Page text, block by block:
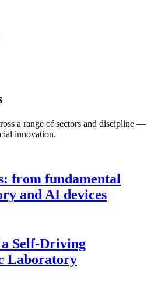
a range of sectors and discipline —
innovation.
from fundamental
and AI devices
Self-Driving
Laboratory